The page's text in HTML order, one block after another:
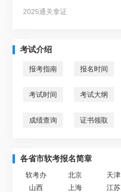
2025通关拿证
考试介绍
报考指南 报名时间
考试时间 考试大纲
成绩查询 证书领取
各省市软考报名简章
软考办 北京 天津
山西
上海 江苏